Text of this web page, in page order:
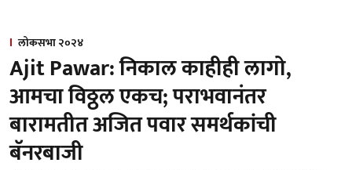
लोकसभा २०२४
Ajit Pawar: निकाल काहीही लागो,
आमचा विठ्ठल एकच; पराभवानंतर
बारामतीत अजित पवार समर्थकांची
बॅनरबाजी